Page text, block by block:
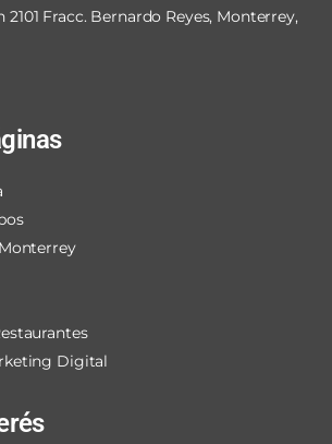
2101 Fracc. Bernardo Reyes, Monterrey,
Digital